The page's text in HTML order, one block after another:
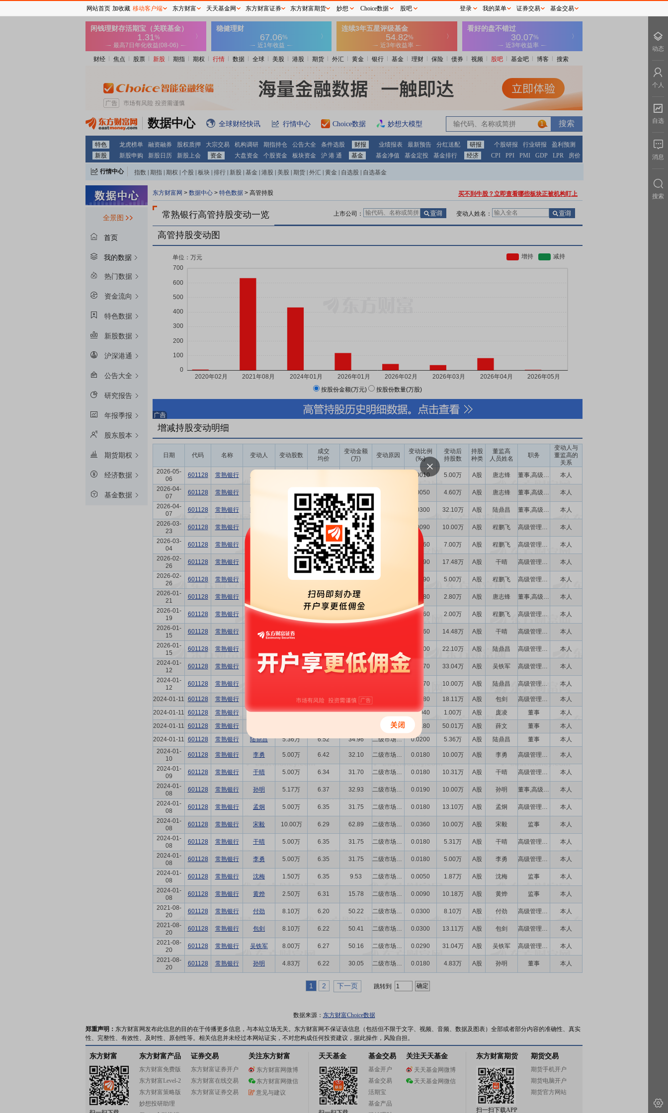
财经 焦点 股票 新股 期指 期权 行情 数据 全球 美股 港股 期货 外汇 黄金 银行 基金 理财 保险 债券 视频 股吧 基金吧 博客 搜索
数据中心 全球财经快讯 行情中心 Choice数据 妙想大模型 1
特色 龙虎榜单 融资融券 股权质押 大宗交易 机构调研 期指持仓 公告大全 条件选股 财报 业绩报表 最新预告 分红送配 研报 个股研报 行业研报
盈利预测
新股
新股申购 新股日历 新股上会 资金 大盘资金 个股资金 板块资金 沪 港 通 基金 基金净值 基金定投 基金排行 经济 CPI PPI PMI GDP LPR 房价
行情中心 指数 期指 期权 个股 板块 排行 新股 基金 港股 美股 期货 外汇 黄金 自选股 自选基金
全景图
首页
我的数据
热门数据
资金流向
特色数据
新股数据
沪深港通
公告大全
研究报告
年报季报
股东股本
期货期权
经济数据
基金数据
东方财富网 > 数据中心 > 特色数据 > 高管持股 买不到牛股？立即查看哪些板块正被机构盯上
常熟银行高管持股变动一览 变动人姓名：
上市公司：
高管持股变动图
按股份金额(万元) 按股份数量(万股)
增减持股变动明细
日期 代码 名称 变动人 变动股数
成交
均价
变动金额
(万)
变动原因
变动比例
(‰)
变动后
持股数
持股
种类
董监高
人员姓名
职务
变动人与
董监高的
关系
2026-05-
06
601128 常熟银行 唐志锋 0.0010 5.00万 A股 唐志锋 董事,高级管理人员
本人
2026-04-
07
601128 常熟银行 1.80万 6.99 12.58 0.0050 4.60万 A股 唐志锋 董事,高级管理人员
本人
2026-04-
07
601128 常熟银行 10.00万 6.99 69.90 0.0300 32.10万 A股 陆鼎昌 董事,高级管理人员
本人
2026-03-
23
601128 常熟银行 程鹏飞 3.00万 6.96 20.88 0.0090 10.00万 A股 程鹏飞 高级管理人员
本人
2026-03-
04
601128 常熟银行 2.00万 7.08 14.16 0.0060 7.00万 A股 程鹏飞 高级管理人员
本人
2026-02-
26
601128 常熟银行 3.00万 7.11 21.33 0.0090 17.48万 A股 干晴 高级管理人员
本人
2026-02-
26
601128 常熟银行 3.00万 7.10 21.30 0.0090 5.00万 A股 程鹏飞 高级管理人员
本人
2026-01-
21
601128 常熟银行 7.11 19.91 0.0080 2.80万 A股 唐志锋 董事,高级管理人员
本人
2026-01-
19
601128 常熟银行 程鹏飞 2.00万 二级市场买卖 0.0060 2.00万 A股 程鹏飞 高级管理人员
本人
2026-01-
15
601128 常熟银行 干晴 2.00万 0.0060 14.48万 A股 干晴 高级管理人员
本人
2026-01-
15
601128 常熟银行 0.0300 22.10万 A股 陆鼎昌 高级管理人员
本人
2024-01-
12
601128 常熟银行 吴铁军 2.00万 6.68 13.36 二级市场买卖 0.0070 33.04万 A股 吴铁军 高级管理人员
本人
2024-01-
12
601128 常熟银行 0.0170 10.00万 A股 陆鼎昌 高级管理人员 本人
2024-01-11 601128 常熟银行 5.00万 6.47 32.37 0.0180 18.11万 A股 包剑 高级管理人员
本人
2024-01-11 601128 常熟银行 庞凌 1.00万 6.55 6.55 二级市场买卖 0.0040 1.00万 A股 庞凌 董事
本人
2024-01-11 601128 常熟银行 二级市场买卖 0.0180 50.01万 A股 薛文 董事
本人
2024-01-11 601128 常熟银行 陆鼎昌 5.36万 6.52 34.96 二级市场买卖 0.0200 5.36万 A股 陆鼎昌 董事
本人
2024-01-
10
601128 常熟银行 李勇 5.00万 6.42 32.10 二级市场买卖 0.0180 10.00万 A股 李勇 高级管理人员
本人
2024-01-
09
601128 常熟银行 干晴 5.00万 6.34 31.70 二级市场买卖 0.0180 10.31万 A股 干晴 高级管理人员
本人
2024-01-
08
601128 常熟银行 孙明 5.17万 6.37 32.93 二级市场买卖 0.0190 10.00万 A股 孙明 董事,高级管理人员
本人
2024-01-
08
601128 常熟银行 孟炯 5.00万 6.35 31.75 二级市场买卖 0.0180 13.10万 A股 孟炯 高级管理人员
本人
2024-01-
08
601128 常熟银行 宋毅 10.00万 6.29 62.89 二级市场买卖 0.0360 10.00万 A股 宋毅 监事
本人
2024-01-
08
601128 常熟银行 干晴 5.00万 6.35 31.75 二级市场买卖 0.0180 5.31万 A股 干晴 高级管理人员
本人
2024-01-
08
601128 常熟银行 李勇 5.00万 6.35 31.75 二级市场买卖 0.0180 5.00万 A股 李勇 高级管理人员
本人
2024-01-
08
601128 常熟银行 沈梅 1.50万 6.35 9.53 二级市场买卖 0.0050 1.87万 A股 沈梅 监事
本人
2024-01-
08
601128 常熟银行 黄烨 2.50万 6.31 15.78 二级市场买卖 0.0090 10.18万 A股 黄烨 监事
本人
2021-08-
20
601128 常熟银行 付劲 8.10万 6.20 50.22 二级市场买卖 0.0300 8.10万 A股 付劲 高级管理人员
本人
2021-08-
20
601128 常熟银行 包剑 8.10万 6.22 50.41 二级市场买卖 0.0300 13.11万 A股 包剑 高级管理人员
本人
2021-08-
20
601128 常熟银行 吴铁军 8.00万 6.27 50.16 二级市场买卖 0.0290 31.04万 A股 吴铁军 高级管理人员
本人
2021-08-
20
601128 常熟银行 孙明 4.83万 6.22 30.05 二级市场买卖 0.0180 4.83万 A股 孙明 董事 本人
1 2 下一页 跳转到
数据来源： 东方财富Choice数据
郑重声明： 东方财富网发布此信息的目的在于传播更多信息，与本站立场无关。东方财富网不保证该信息（包括但不限于文字、视频、音频、数据及图表）全部或者部分内容的准确性、真实
性、完整性、有效性、及时性、原创性等。相关信息并未经过本网站证实，不对您构成任何投资建议，据此操作，风险自担。
东方财富 东方财富产品
东方财富免费版
东方财富Level-2
东方财富策略版
妙想投研助理
证券交易
东方财富证券开户
东方财富在线交易
东方财富证券交易
关注东方财富
东方财富网微博
东方财富网微信
意见与建议
天天基金 基金交易
基金开户
基金交易
活期宝
基金产品
关注天天基金
天天基金网微博
天天基金网微信
东方财富期货
扫一扫下载APP
期货交易
期货手机开户
期货电脑开户
期货官方网站
网站首页 加收藏 移动客户端 东方财富 天天基金网 东方财富证券 东方财富期货 妙想 Choice数据 股吧 登录 我的菜单 证券交易 基金交易
动态
个人
自选
消息
搜索